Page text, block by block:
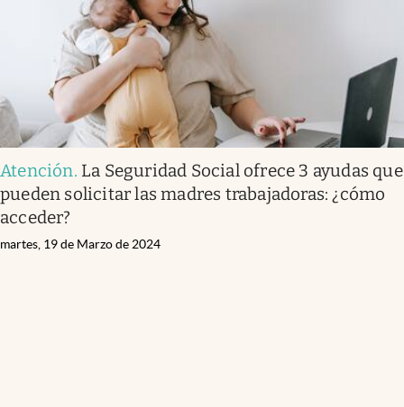
Atención. La Seguridad Social ofrece 3 ayudas que
pueden solicitar las madres trabajadoras: ¿cómo
acceder?
martes, 19 de Marzo de 2024